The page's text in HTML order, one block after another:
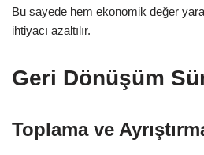
Bu sayede hem ekonomik değer
ihtiyacı azaltılır.
Geri Dönüşüm
Toplama ve